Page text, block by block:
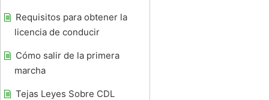
Requisitos para obtener la
licencia de conducir
Cómo salir de la primera
marcha
Tejas Leyes Sobre CDL